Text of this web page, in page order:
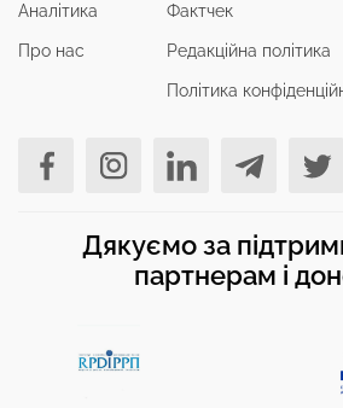
Аналітика
Про нас
Фактчек
Редакційна політика
Політика
Дякуємо за
партнерам і